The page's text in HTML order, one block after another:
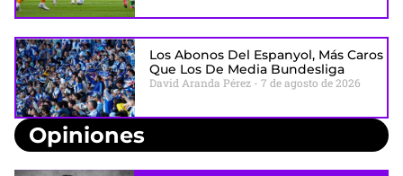
Los Abonos Del Espanyol, Más Caros
Que Los De Media Bundesliga
David Aranda Pérez 7 de agosto de 2026
Opiniones